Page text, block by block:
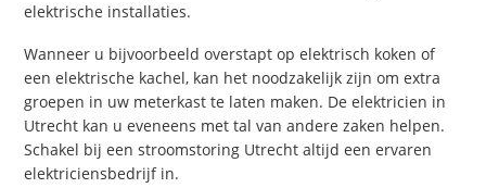
elektrische installaties.
Wanneer u bijvoorbeeld overstapt op elektrisch koken of
een elektrische kachel, kan het noodzakelijk zijn om extra
groepen in uw meterkast te laten maken. De elektricien in
Utrecht kan u eveneens met tal van andere zaken helpen.
Schakel bij een stroomstoring Utrecht altijd een ervaren
elektriciensbedrijf in.